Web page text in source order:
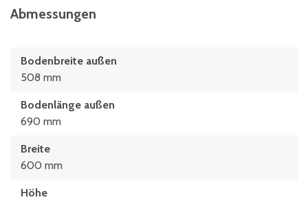
Abmessungen
Bodenbreite außen
508 mm
Bodenlänge außen
690 mm
Breite
600 mm
Höhe